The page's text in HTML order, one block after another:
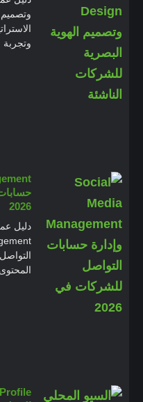
وتصميم
وتجربة
حسابات
2026
المحتوى